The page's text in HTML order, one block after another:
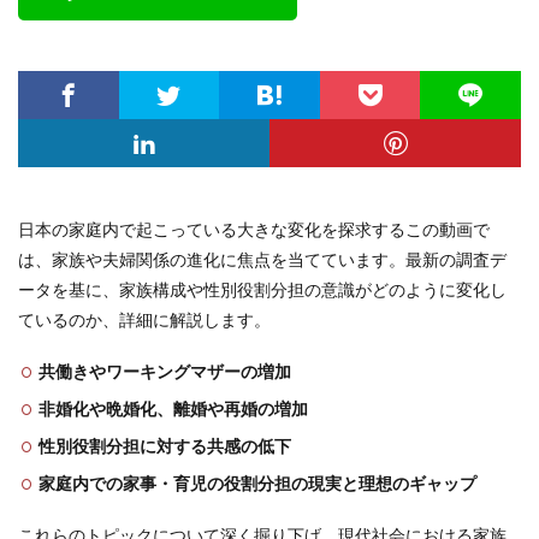
日本の家庭内で起こっている大きな変化を探求するこの動画で
は、家族や夫婦関係の進化に焦点を当てています。最新の調査デ
ータを基に、家族構成や性別役割分担の意識がどのように変化し
ているのか、詳細に解説します。
共働きやワーキングマザーの増加
非婚化や晩婚化、離婚や再婚の増加
性別役割分担に対する共感の低下
家庭内での家事・育児の役割分担の現実と理想のギャップ